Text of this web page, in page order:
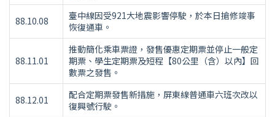
88.10.08
臺中線因受921大地震影響停駛，於本日搶修竣事
恢復通車。
88.11.01
推動簡化乘車票證，發售優惠定期票並停止一般定
期票、學生定期票及短程【80公里（含）以內】回
數票之發售。
88.12.01
配合定期票發售新措施，屏東線普通車六班次改以
復興號行駛。